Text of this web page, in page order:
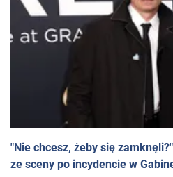
"Nie chcesz, żeby się
ze sceny po incydencie w